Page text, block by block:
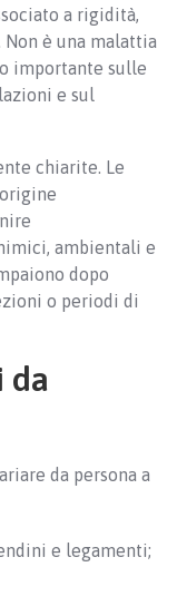
a rigidità,
è una malattia
importante sulle
e sul
chiarite. Le
ambientali e
dopo
o periodi di
da
da persona a
e legamenti;